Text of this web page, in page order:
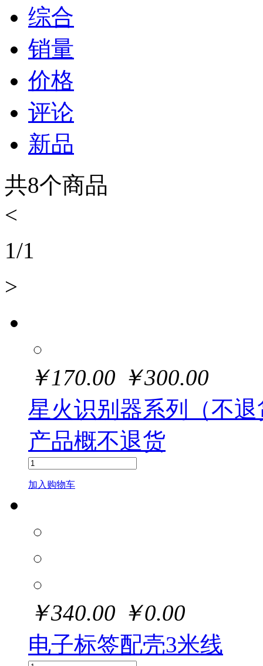
综合
销量
价格
评论
新品
共8个商品
<
1/1
>
￥170.00 ￥300.00
星火识别器系列（不
产品概不退货
加入购物车
￥340.00 ￥0.00
电子标签配壳3米线